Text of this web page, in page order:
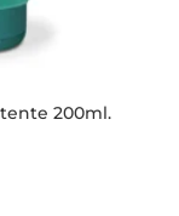
200ml.